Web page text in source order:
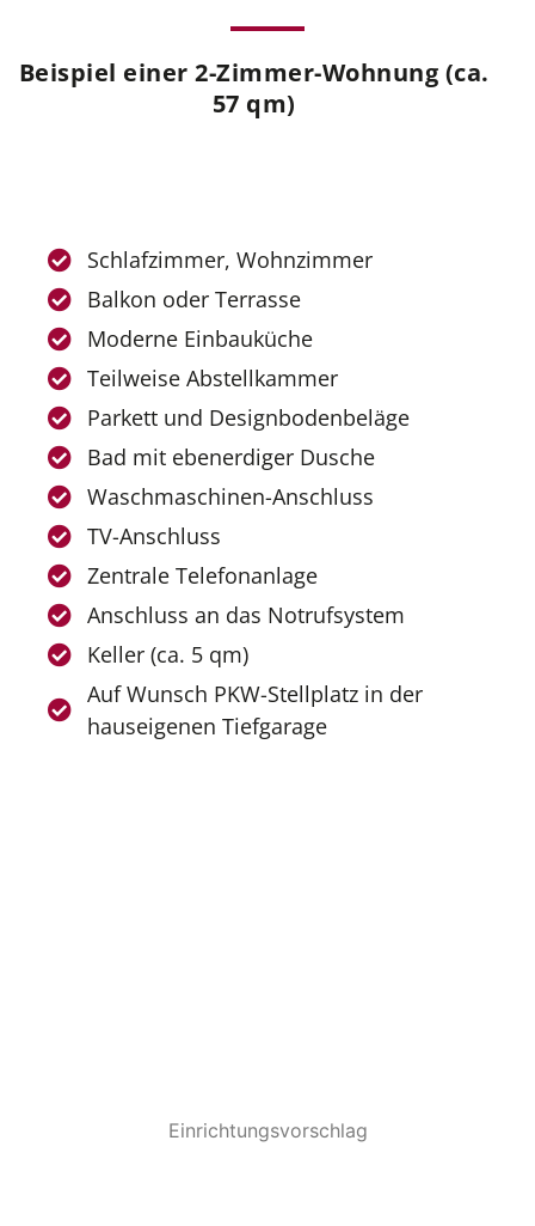
Beispiel einer 2-Zimmer-Wohnung (ca.
57 qm)
Schlafzimmer, Wohnzimmer
Balkon oder Terrasse
Moderne Einbauküche
Teilweise Abstellkammer
Parkett und Designbodenbeläge
Bad mit ebenerdiger Dusche
Waschmaschinen-Anschluss
TV-Anschluss
Zentrale Telefonanlage
Anschluss an das Notrufsystem
Keller (ca. 5 qm)
Auf Wunsch PKW-Stellplatz in der
hauseigenen Tiefgarage
Einrichtungsvorschlag